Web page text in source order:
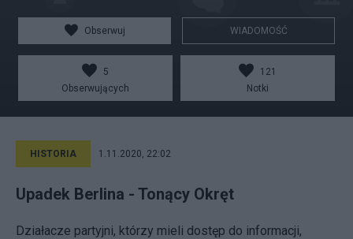
Obserwuj WIADOMOŚĆ
5
Obserwujących
121
Notki
HISTORIA 1.11.2020, 22:02
Upadek Berlina - Tonący Okręt
Działacze partyjni, którzy mieli dostęp do informacji,